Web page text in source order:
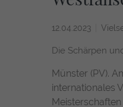
12.04.2023
Die Schärpen
Münster (PV).
internationales